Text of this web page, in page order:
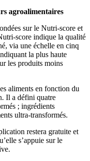
agroalimentaires
sur le Nutri-score et
score indique la qualité
via une échelle en cinq
la plus haute
les produits moins
aliments en fonction du
Il a défini quatre
; ingrédients
ultra-transformés.
restera gratuite et
s’appuie sur le